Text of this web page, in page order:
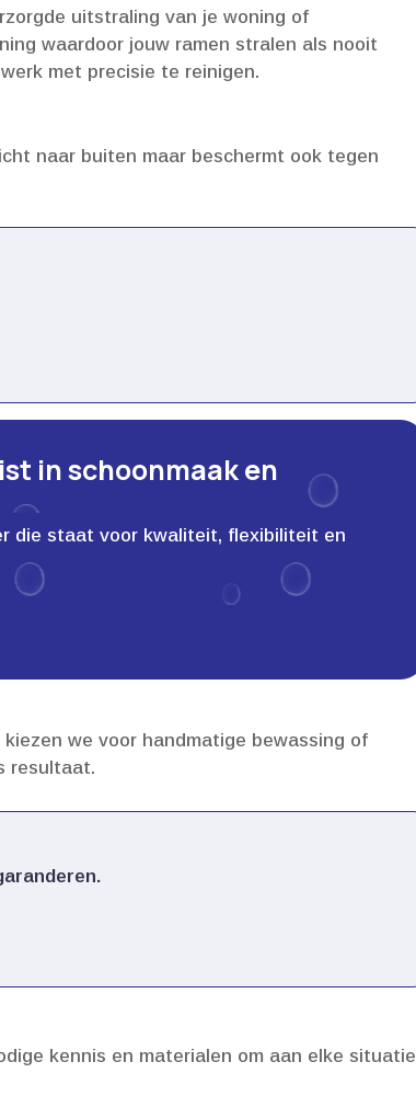
uitstraling van je woning of
waardoor jouw ramen stralen als nooit
met precisie te reinigen.​
naar buiten maar beschermt ook tegen
in schoonmaak en
die staat voor kwaliteit, flexibiliteit en
we voor handmatige bewassing of
resultaat.​
kennis en materialen om aan elke situatie